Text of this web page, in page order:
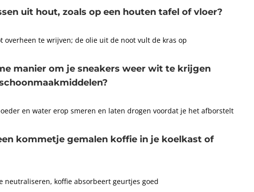
uit hout, zoals op een houten tafel of vloer?
overheen te wrijven; de olie uit de noot vult de kras op
manier om je sneakers weer wit te krijgen
en water erop smeren en laten drogen voordat je het afborstelt
kommetje gemalen koffie in je koelkast of
neutraliseren, koffie absorbeert geurtjes goed